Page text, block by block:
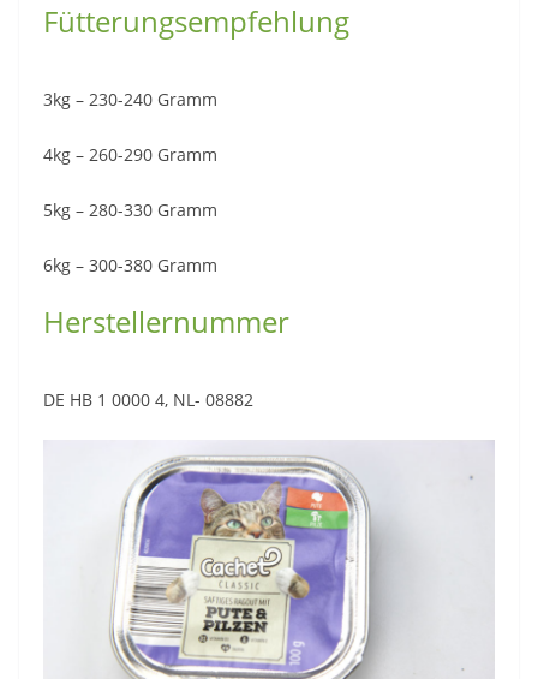
Fütterungsempfehlung
3kg – 230-240 Gramm
4kg – 260-290 Gramm
5kg – 280-330 Gramm
6kg – 300-380 Gramm
Herstellernummer
DE HB 1 0000 4, NL- 08882